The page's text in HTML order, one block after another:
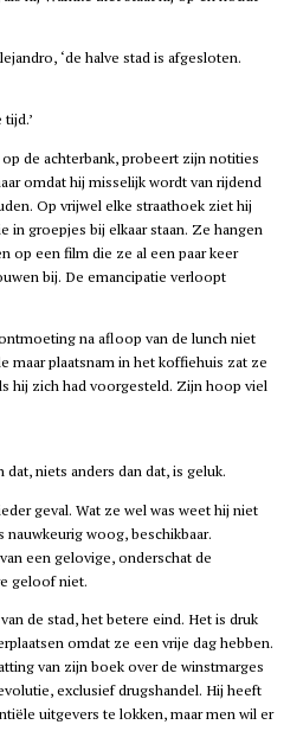
‘de halve stad is afgesloten.
de achterbank, probeert zijn notities
omdat hij misselijk wordt van rijdend
Op vrijwel elke straathoek ziet hij
in groepjes bij elkaar staan. Ze hangen
op een film die ze al een paar keer
bij. De emancipatie verloopt
na afloop van de lunch niet
maar plaatsnam in het koffiehuis zat ze
hij zich had voorgesteld. Zijn hoop viel
niets anders dan dat, is geluk.
geval. Wat ze wel was weet hij niet
nauwkeurig woog, beschikbaar.
een gelovige, onderschat de
geloof niet.
de stad, het betere eind. Het is druk
omdat ze een vrije dag hebben.
van zijn boek over de winstmarges
exclusief drugshandel. Hij heeft
uitgevers te lokken, maar men wil er